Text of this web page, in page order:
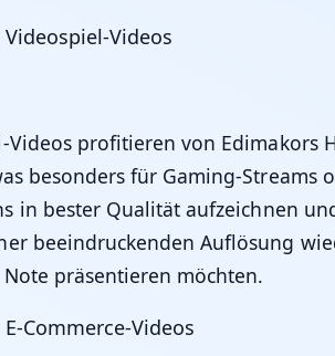
Videos
Videos profitieren von
besonders für Gaming-Streams
in bester Qualität aufzeichnen
beeindruckenden Auflösung
präsentieren möchten.
Commerce-Videos